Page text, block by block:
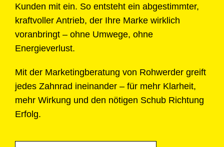
Kunden mit ein. So entsteht ein abgestimmter,
kraftvoller Antrieb, der Ihre Marke wirklich
voranbringt – ohne Umwege, ohne
Energieverlust.
Mit der Marketingberatung von Rohwerder greift
jedes Zahnrad ineinander – für mehr Klarheit,
mehr Wirkung und den nötigen Schub Richtung
Erfolg.